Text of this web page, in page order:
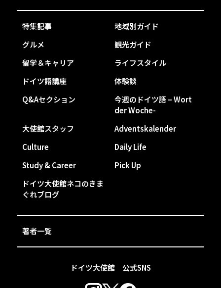
ドイツ大使館 公式SNS
特集記事
地域別ガイド
グルメ
観光ガイド
留学＆キャリア
ライフスタイル
ドイツ語講座
体験談
Q&Aセクション
今週のドイツ語 – Wort
der Woche-
大使館スタッフ
Adventskalender
Culture
Daily Life
Study & Career
Pick Up
ドイツ大使館ネコのきま
ぐれブログ
著者一覧